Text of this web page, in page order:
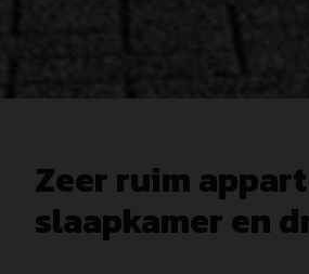
Zeer ruim
slaapkamer en